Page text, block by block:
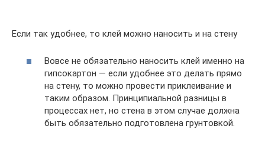
Если так удобнее, то клей можно наносить и на стену
Вовсе не обязательно наносить клей именно на
гипсокартон — если удобнее это делать прямо
на стену, то можно провести приклеивание и
таким образом. Принципиальной разницы в
процессах нет, но стена в этом случае должна
быть обязательно подготовлена грунтовкой.